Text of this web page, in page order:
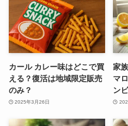
カール カレー味はどこで買
える？復活は地域限定販売
のみ？
2025年3月26日
家
マ
ン